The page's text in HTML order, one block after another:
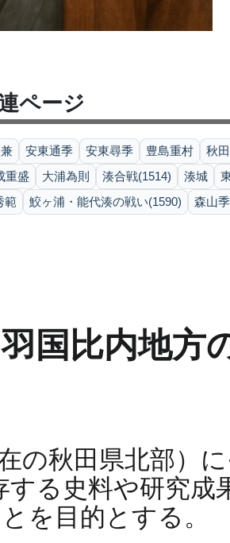
ページ
安東通季 安東尋季 豊島重村
秋
重盛 大浦為則 湊合戦(1514) 湊城
範 鮫ヶ浦・能代湊の戦い(1590)
森山
国比内地方
の秋田県北部）
る史料や研究成
を目的とする。